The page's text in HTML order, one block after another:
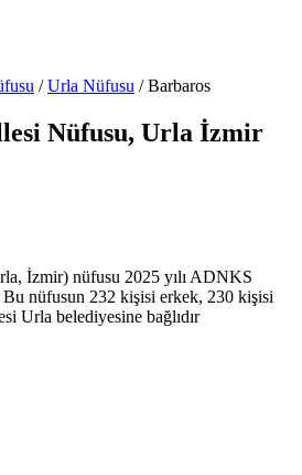
/ Urla Nüfusu /Barbaros
Nüfusu, Urla İzmir
İzmir) nüfusu 2025 yılı ADNKS
nüfusun 232 kişisi erkek, 230 kişisi
Urla belediyesine bağlıdır